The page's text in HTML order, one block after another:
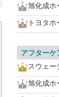
旭化成ホ
トヨタホ
アフターケ
スウェー
旭化成ホ